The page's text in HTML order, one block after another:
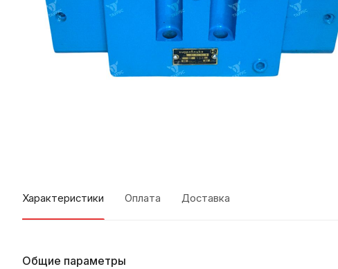
Характеристики Оплата Доставка
Общие параметры